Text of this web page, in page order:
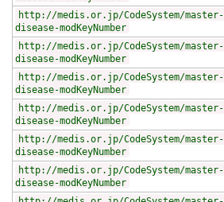
http://medis.or.jp/CodeSystem/master-
disease-modKeyNumber
http://medis.or.jp/CodeSystem/master-
disease-modKeyNumber
http://medis.or.jp/CodeSystem/master-
disease-modKeyNumber
http://medis.or.jp/CodeSystem/master-
disease-modKeyNumber
http://medis.or.jp/CodeSystem/master-
disease-modKeyNumber
http://medis.or.jp/CodeSystem/master-
disease-modKeyNumber